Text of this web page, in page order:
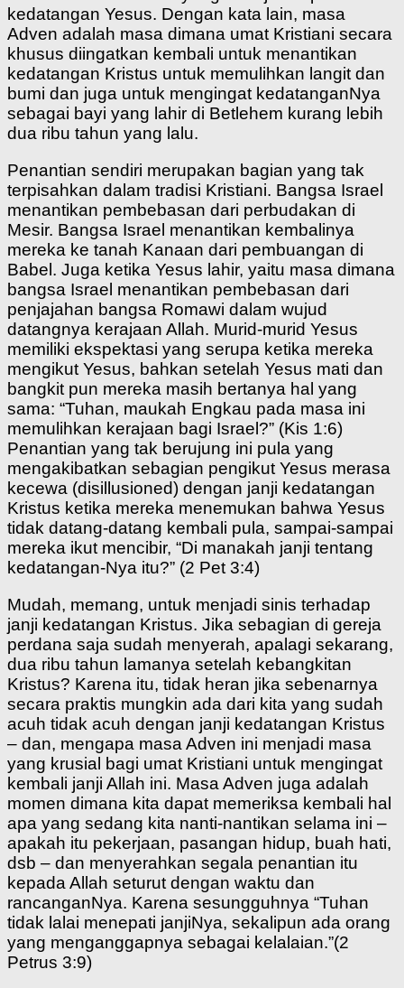
kedatangan Yesus. Dengan kata lain, masa
Adven adalah masa dimana umat Kristiani secara
khusus diingatkan kembali untuk menantikan
kedatangan Kristus untuk memulihkan langit dan
bumi dan juga untuk mengingat kedatanganNya
sebagai bayi yang lahir di Betlehem kurang lebih
dua ribu tahun yang lalu.
Penantian sendiri merupakan bagian yang tak
terpisahkan dalam tradisi Kristiani. Bangsa Israel
menantikan pembebasan dari perbudakan di
Mesir. Bangsa Israel menantikan kembalinya
mereka ke tanah Kanaan dari pembuangan di
Babel. Juga ketika Yesus lahir, yaitu masa dimana
bangsa Israel menantikan pembebasan dari
penjajahan bangsa Romawi dalam wujud
datangnya kerajaan Allah. Murid-murid Yesus
memiliki ekspektasi yang serupa ketika mereka
mengikut Yesus, bahkan setelah Yesus mati dan
bangkit pun mereka masih bertanya hal yang
sama: “Tuhan, maukah Engkau pada masa ini
memulihkan kerajaan bagi Israel?” (Kis 1:6)
Penantian yang tak berujung ini pula yang
mengakibatkan sebagian pengikut Yesus merasa
kecewa (disillusioned) dengan janji kedatangan
Kristus ketika mereka menemukan bahwa Yesus
tidak datang-datang kembali pula, sampai-sampai
mereka ikut mencibir, “Di manakah janji tentang
kedatangan-Nya itu?” (2 Pet 3:4)
Mudah, memang, untuk menjadi sinis terhadap
janji kedatangan Kristus. Jika sebagian di gereja
perdana saja sudah menyerah, apalagi sekarang,
dua ribu tahun lamanya setelah kebangkitan
Kristus? Karena itu, tidak heran jika sebenarnya
secara praktis mungkin ada dari kita yang sudah
acuh tidak acuh dengan janji kedatangan Kristus
– dan, mengapa masa Adven ini menjadi masa
yang krusial bagi umat Kristiani untuk mengingat
kembali janji Allah ini. Masa Adven juga adalah
momen dimana kita dapat memeriksa kembali hal
apa yang sedang kita nanti-nantikan selama ini –
apakah itu pekerjaan, pasangan hidup, buah hati,
dsb – dan menyerahkan segala penantian itu
kepada Allah seturut dengan waktu dan
rancanganNya. Karena sesungguhnya “Tuhan
tidak lalai menepati janjiNya, sekalipun ada orang
yang menganggapnya sebagai kelalaian.”(2
Petrus 3:9)